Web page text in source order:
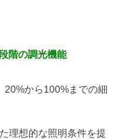
階の調光機能
20%から100%までの細
理想的な照明条件を提